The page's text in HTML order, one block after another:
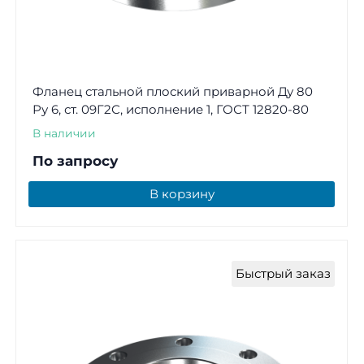
Фланец стальной плоский приварной Ду 80
Ру 6, ст. 09Г2С, исполнение 1, ГОСТ 12820-80
В наличии
По запросу
В корзину
Быстрый заказ